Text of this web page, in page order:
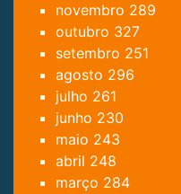
novembro 289
outubro 327
setembro 251
agosto 296
julho 261
junho 230
maio 243
abril 248
março 284